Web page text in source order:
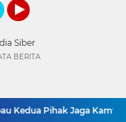
Siber
Pihak Jaga
BERITA